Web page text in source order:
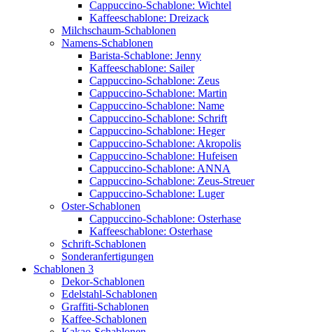
Cappuccino-Schablone: Wichtel
Kaffeeschablone: Dreizack
Milchschaum-Schablonen
Namens-Schablonen
Barista-Schablone: Jenny
Kaffeeschablone: Sailer
Cappuccino-Schablone: Zeus
Cappuccino-Schablone: Martin
Cappuccino-Schablone: Name
Cappuccino-Schablone: Schrift
Cappuccino-Schablone: Heger
Cappuccino-Schablone: Akropolis
Cappuccino-Schablone: Hufeisen
Cappuccino-Schablone: ANNA
Cappuccino-Schablone: Zeus-Streuer
Cappuccino-Schablone: Luger
Oster-Schablonen
Cappuccino-Schablone: Osterhase
Kaffeeschablone: Osterhase
Schrift-Schablonen
Sonderanfertigungen
Schablonen 3
Dekor-Schablonen
Edelstahl-Schablonen
Graffiti-Schablonen
Kaffee-Schablonen